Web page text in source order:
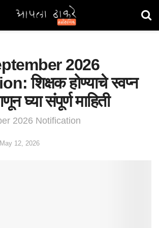
2026
शिक्षक होण्याचे स्वप्न
घ्या संपूर्ण माहिती
2026 Notification
May 12, 2026